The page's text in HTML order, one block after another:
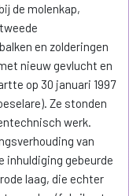
de molenkap,
en zolderingen
nieuw gevlucht en
op 30 januari 1997
Ze stonden
werk.
van
inhuldiging gebeurde
laag, die echter